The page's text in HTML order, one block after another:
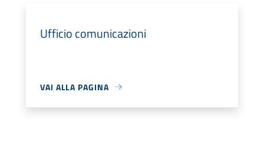
Ufficio comunicazioni
VAI ALLA PAGINA